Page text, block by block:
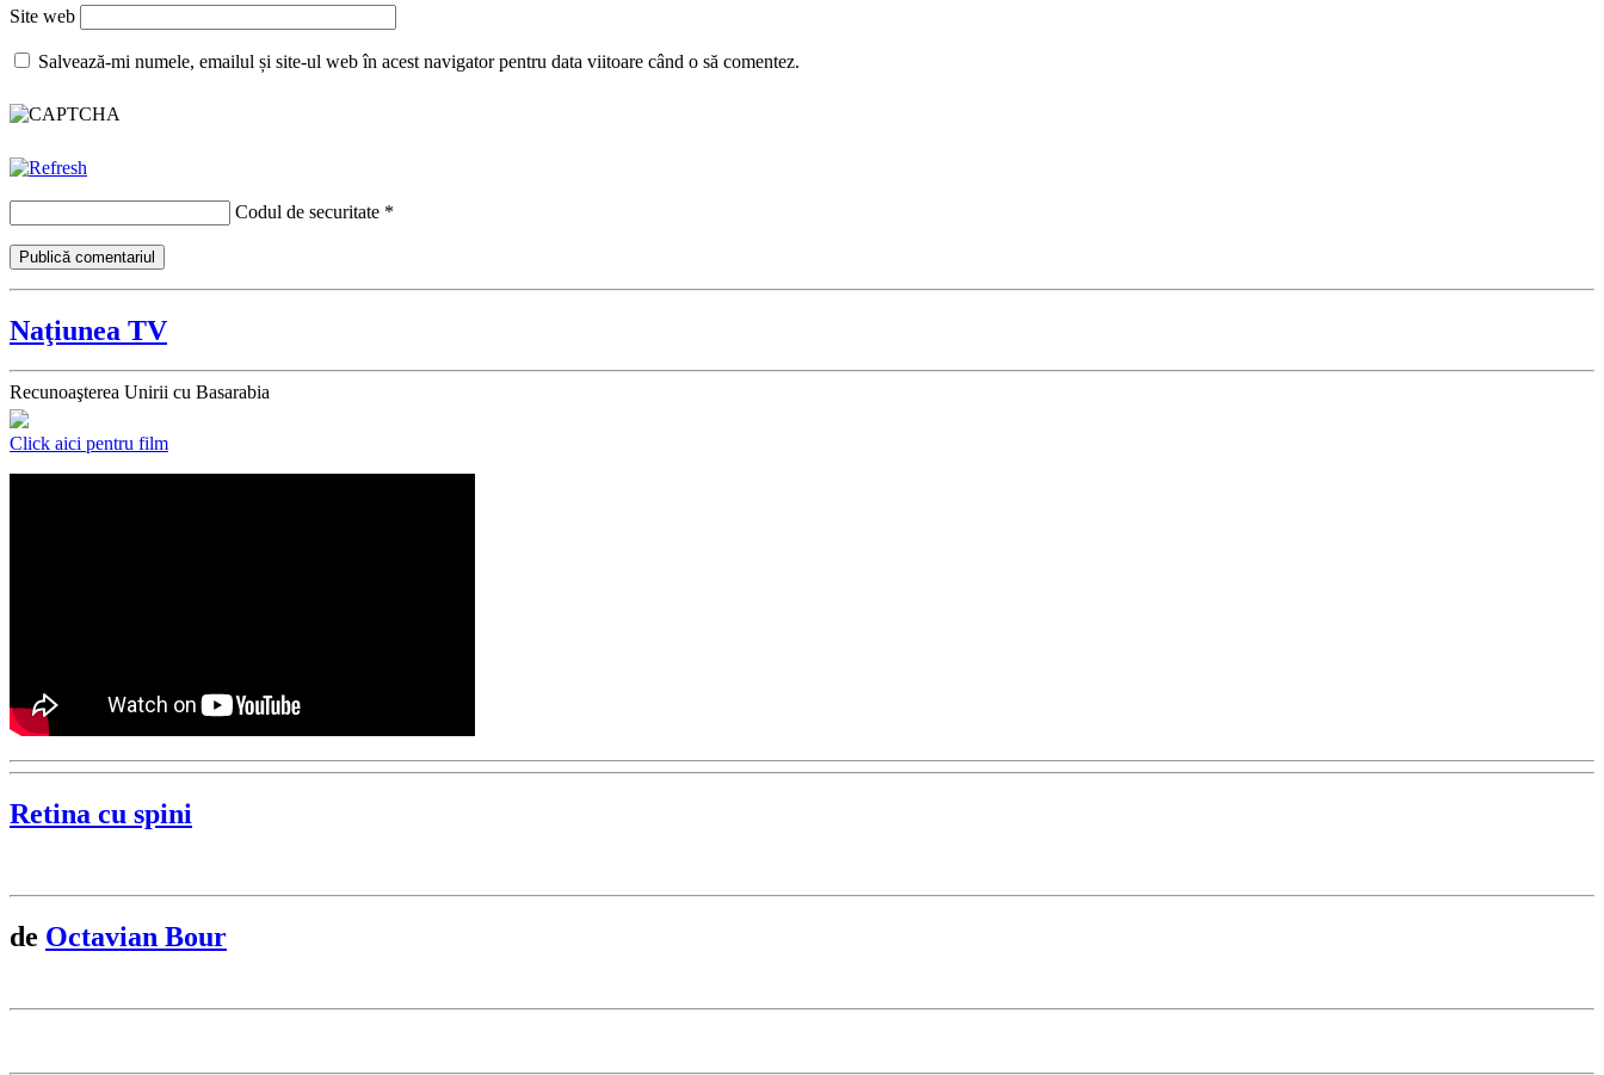
Site web
Salvează-mi numele, emailul și site-ul web în acest navigator pentru data viitoare când o să comentez.
Codul de securitate *
Naţiunea TV
Recunoaşterea Unirii cu Basarabia
Click aici pentru film
Retina cu spini
de Octavian Bour